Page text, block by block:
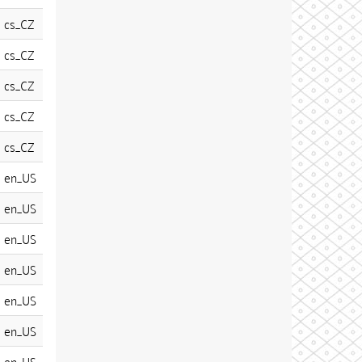
cs_CZ
cs_CZ
cs_CZ
cs_CZ
cs_CZ
en_US
en_US
en_US
en_US
en_US
en_US